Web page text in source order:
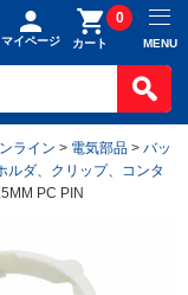
マイページ カート
0
MENU
ライン > 電気部品 > バッ
ルダ、クリップ、コンタ
PC PIN